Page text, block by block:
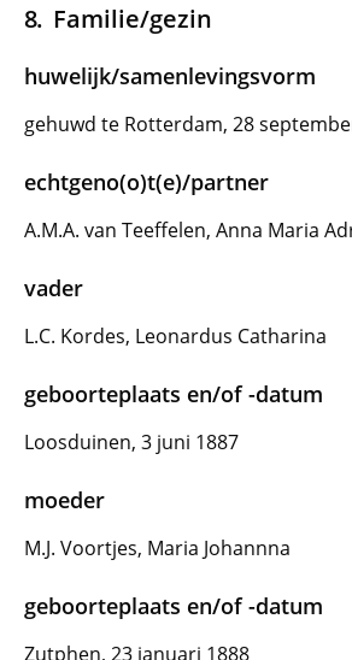
Familie/gezin
huwelijk/samenlevingsvorm
gehuwd te Rotterdam, 28
echtgeno(o)t(e)/partner
A.M.A. van Teeffelen, Anna Maria
vader
L.C. Kordes, Leonardus Catharina
geboorteplaats en/of -datum
Loosduinen, 3 juni 1887
moeder
M.J. Voortjes, Maria Johannna
geboorteplaats en/of -datum
Zutphen, 23 januari 1888